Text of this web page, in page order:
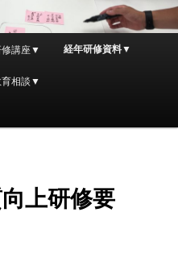
修講座▼ 経年研修資料▼
育相談▼
上研修要